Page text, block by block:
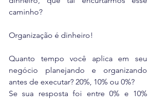
caminho?
Organização é dinheiro!
Quanto tempo você aplica em seu
negócio planejando e organizando
antes de executar? 20%, 10% ou 0%?
Se sua resposta foi entre 0% e 10%